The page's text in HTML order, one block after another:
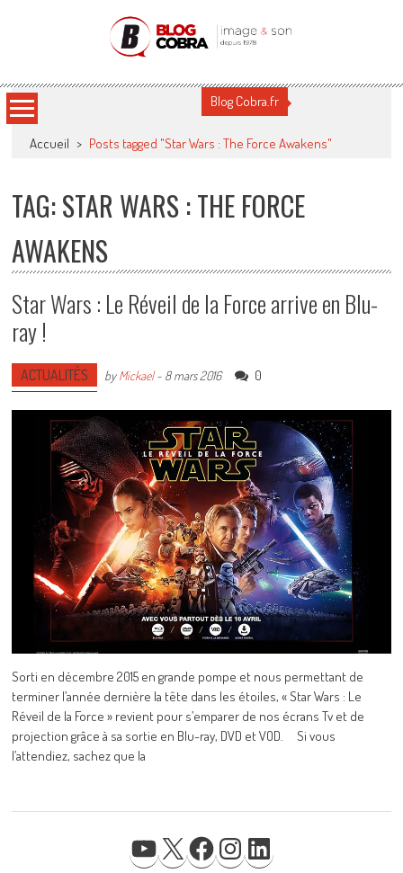
Blog Cobra
Blog Cobra.fr
Accueil > Posts tagged "Star Wars : The Force Awakens"
TAG: STAR WARS : THE FORCE
AWAKENS
Star Wars : Le Réveil de la Force arrive en Blu-
ray !
ACTUALITÉS byMickael- 8 mars 2016 0
Sorti en décembre 2015 en grande pompe et nous permettant de
terminer l’année dernière la tête dans les étoiles, « Star Wars : Le
Réveil de la Force » revient pour s’emparer de nos écrans Tv et de
projection grâce à sa sortie en Blu-ray, DVD et VOD. Si vous
l’attendiez, sachez que la
YOUTUBE